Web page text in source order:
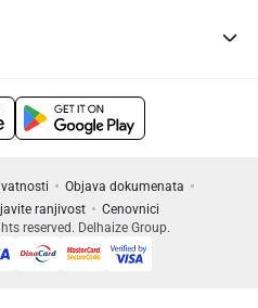
Objava dokumenata
ranjivost
Cenovnici
reserved. Delhaize Group.